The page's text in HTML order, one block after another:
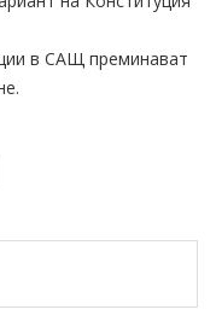
в САЩ преминават